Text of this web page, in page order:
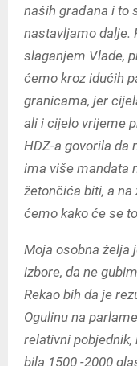
naših građana i to
nastavljamo dalje.
slaganjem Vlade,
ćemo kroz idućih
granicama, jer
ali i cijelo vrijeme
HDZ-a govorila da
ima više mandata
žetončića biti, a
ćemo kako će se
Moja osobna želja
izbore, da ne
Rekao bih da je
Ogulinu na
relativni
bila 1500 -2000